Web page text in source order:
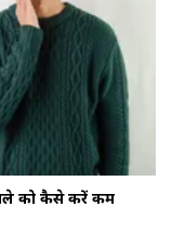
को कैसे करें कम